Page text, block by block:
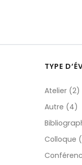
TYPE
Atelier (2)
Autre (4)
Colloque